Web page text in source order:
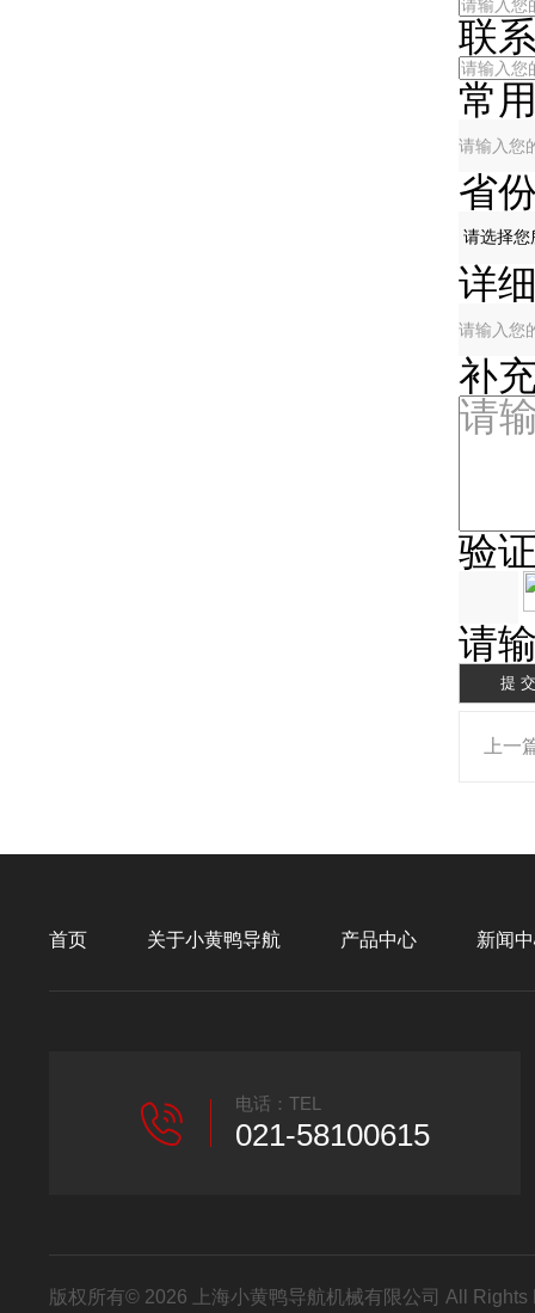
联
常
省
详
补
验
请
上一
首页 关于小黄鸭导航 产品中心 新闻
电话：TEL
021-58100615
版权所有© 2026 上海小黄鸭导航机械有限公司 All